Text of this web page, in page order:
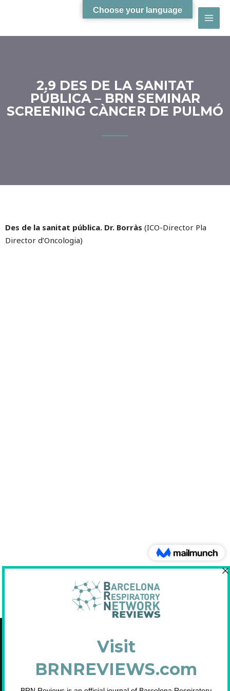
2.9 DES DE LA SANITAT
PÚBLICA – BRN SEMINAR
SCREENING CÀNCER DE PULMÓ
Des de la sanitat pública. Dr. Borràs (ICO-Director Pla
Director d’Oncologia)
C/Diputació, 297 2n 2a - 08009 Barcelona
Inscrita en el Registre de Fundacions de la Generalitat de Catalunya. Nº
2.791.
Choose your language